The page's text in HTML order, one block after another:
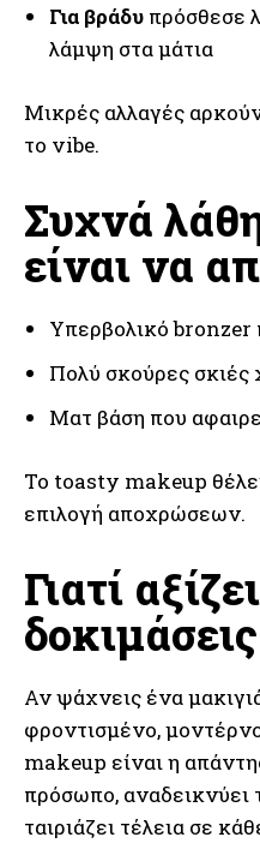
Για βράδυ πρόσθεσε
λάμψη στα μάτια
Μικρές αλλαγές
το vibe.
Συχνά
είναι να
Υπερβολικό bronzer
Πολύ σκούρες σκιές
Ματ βάση που
Το toasty makeup
επιλογή αποχρώσεων.
Γιατί
δοκιμάσεις
Αν ψάχνεις ένα
φροντισμένο,
makeup είναι η
πρόσωπο, αναδεικνύει
ταιριάζει τέλεια σε